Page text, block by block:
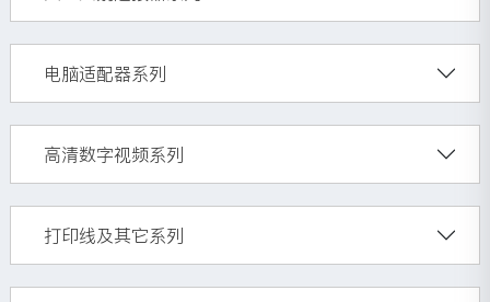
电脑适配器系列
高清数字视频系列
打印线及其它系列